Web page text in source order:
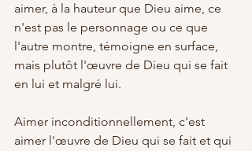
aimer, à la hauteur que Dieu aime, ce
n'est pas le personnage ou ce que
l'autre montre, témoigne en surface,
mais plutôt l'œuvre de Dieu qui se fait
en lui et malgré lui.
Aimer inconditionnellement, c'est
aimer l'œuvre de Dieu qui se fait et qui